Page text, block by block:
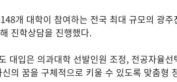
개 대학이 참여하는 전국 최대 규모의 광주
진학상담을 진행했다.
대입은 의과대학 선발인원 조정, 전공자율
의 꿈을 구체적으로 키울 수 있도록 맞춤형